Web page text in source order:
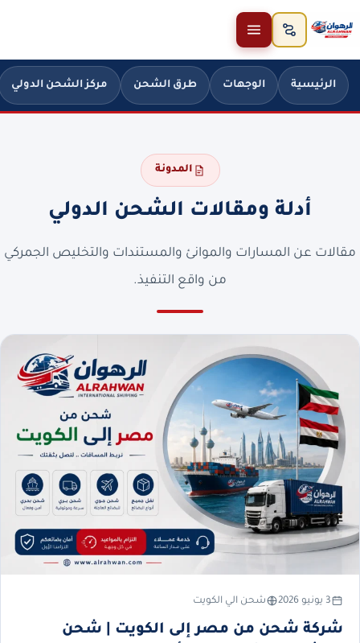
تخطَّ إلى المحتوى
الرئيسية الوجهات طرق الشحن مركز الشحن الدولي
المدونة
أدلة ومقالات الشحن الدولي
مقالات عن المسارات والموانئ والمستندات والتخليص الجمركي
من واقع التنفيذ.
3 يونيو 2026 شحن الي الكويت
شركة شحن من مصر إلى الكويت | شحن